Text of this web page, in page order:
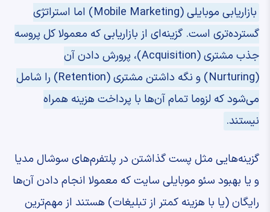
بازاریابی موبایلی (Mobile Marketing) اما استراتژی
گسترده‌تری است. گزینه‌ای از بازاریابی که معمولا کل پروسه
جذب مشتری (Acquisition)، پرورش دادن آن
(Nurturing) و نگه داشتن مشتری (Retention) را شامل
می‌شود که لزوما تمام آن‌ها با پرداخت هزینه همراه
نیستند.
گزینه‌هایی مثل پست گذاشتن در پلتفرم‌های سوشال مدیا
و یا بهبود سئو موبایلی سایت که معمولا انجام دادن آن‌ها
رایگان (یا با هزینه کمتر از تبلیغات) هستند از مهم‌ترین